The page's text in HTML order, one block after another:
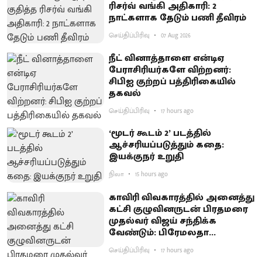
ரிசர்வ் வங்கி அதிகாரி: 2
நாட்களாக தேடும் பணி தீவிரம்
செய்திப்பிரிவு 07 Aug 2026
நீட் வினாத்தாளை என்டிஏ
பேராசிரியர்களே விற்றனர்:
சிபிஐ குற்றப் பத்திரிகையில்
தகவல்
செய்திப்பிரிவு 17 hours ago
‘மூடர் கூடம் 2’ படத்தில்
ஆச்சரியப்படுத்​தும் கதை:
இயக்குநர் உறுதி
நிலா 15 hours ago
காவிரி விவகாரத்தில் அனைத்து
கட்சி குழுவினருடன் பிரதமரை
முதல்வர் விஜய் சந்திக்க
வேண்டும்: பிரேமலதா
யோசனை
செய்திப்பிரிவு 17 hours ago